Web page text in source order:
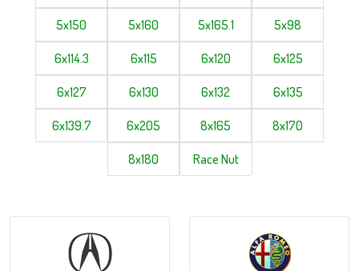
5x150 5x160 5x165.1 5x98
6x114.3 6x115 6x120 6x125
6x127 6x130 6x132 6x135
6x139.7 6x205 8x165 8x170
8x180 Race Nut